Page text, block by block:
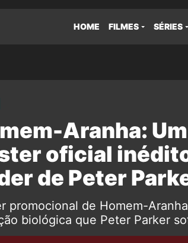
HOME FILMES SÉRIES
Aranha: Um
oficial
de Peter
promocional de Homem-
biológica que Peter Parker